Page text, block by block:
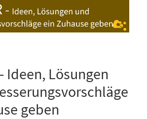
Ideen, Lösungen
geben